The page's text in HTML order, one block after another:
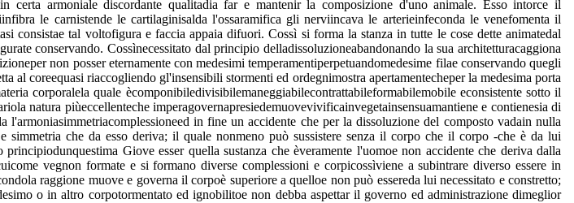
armoniale discordante qualitadia far e mantenir la composizione d'uno animale. Esso intorce il
le carnistende le cartilaginisalda l'ossaramifica gli nerviincava le arterieinfeconda le venefomenta il
consistae tal voltofigura e faccia appaia difuori. Cossì si forma la stanza in tutte le cose dette animatedal
conservando. Cossìnecessitato dal principio delladissoluzioneabandonando la sua architetturacaggiona
non posser eternamente con medesimi temperamentiperpetuandomedesime filae conservando quegli
al coreequasi riaccogliendo gl'insensibili stormenti ed ordegnimostra apertamentecheper la medesima porta
corporalela quale ècomponibiledivisibilemaneggiabilecontrattabileformabilemobile econsistente sotto il
natura piùeccellenteche imperagovernapresiedemuovevivificainvegetainsensuamantiene e contienesia di
in fine un accidente che per la dissoluzione del composto vadain nulla
che da esso deriva; il quale nonmeno può sussistere senza il corpo che il corpo -che è da lui
Giove esser quella sustanza che èveramente l'uomoe non accidente che deriva dalla
vegnon formate e si formano diverse complessioni e corpicossìviene a subintrare diverso essere in
raggione muove e governa il corpoè superiore a quelloe non può essereda lui necessitato e constretto;
o in altro corpotormentato ed ignobilitoe non debba aspettar il governo ed administrazione dimeglior